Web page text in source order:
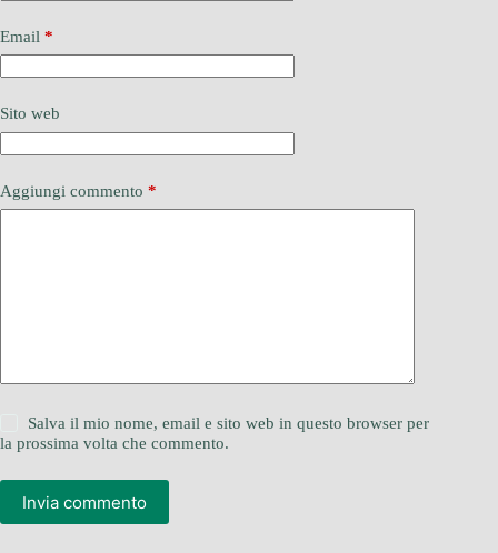
Email *
Sito web
Aggiungi commento *
Salva il mio nome, email e sito web in questo browser per
la prossima volta che commento.
Invia commento